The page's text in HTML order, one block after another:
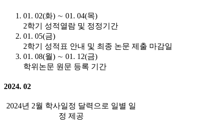
01. 02(화) ∼ 01. 04(목)
2학기 성적열람 및 정정기간
01. 05(금)
2학기 성적표 안내 및 최종 논문 제출 마감일
01. 08(월) ∼ 01. 12(금)
학위논문 원문 등록 기간
2024. 02
2024년 2월 학사일정 달력으로 일별 일
정 제공